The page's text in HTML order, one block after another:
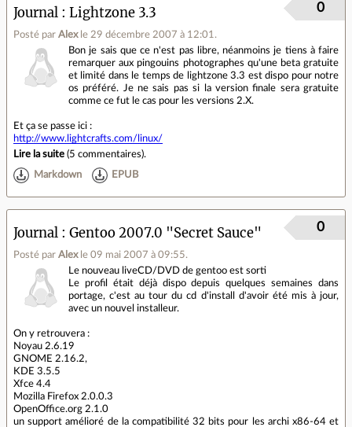
Journal Lightzone 3.3
Posté par Alex le 29 décembre 2007 à 12:01 .
0
Bon je sais que ce n'est pas libre, néanmoins je tiens à faire
remarquer aux pingouins photographes qu'une beta gratuite
et limité dans le temps de lightzone 3.3 est dispo pour notre
os préféré. Je ne sais pas si la version finale sera gratuite
comme ce fut le cas pour les versions 2.X.
Et ça se passe ici :
http://www.lightcrafts.com/linux/
Lire la suite (5 commentaires).
Markdown EPUB
Journal Gentoo 2007.0 "Secret Sauce"
Posté par Alex le 09 mai 2007 à 09:55.
0
Le nouveau liveCD/DVD de gentoo est sorti
Le profil était déjà dispo depuis quelques semaines dans
portage, c'est au tour du cd d'install d'avoir été mis à jour,
avec un nouvel installeur.
On y retrouvera :
Noyau 2.6.19
GNOME 2.16.2,
KDE 3.5.5
Xfce 4.4
Mozilla Firefox 2.0.0.3
OpenOffice.org 2.1.0
un support amélioré de la compatibilité 32 bits pour les archi x86-64 et